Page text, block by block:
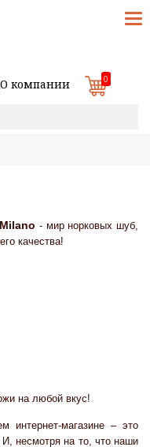
0
Milano - мир норковых шуб,
качества!
на любой вкус!
интернет-магазине – это
несмотря на то, что наши